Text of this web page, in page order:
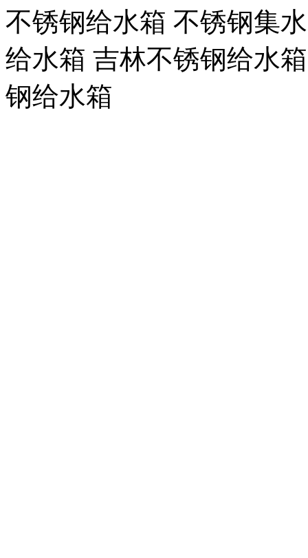
不锈钢给水箱 不锈钢集
给水箱 吉林不锈钢给水
钢给水箱